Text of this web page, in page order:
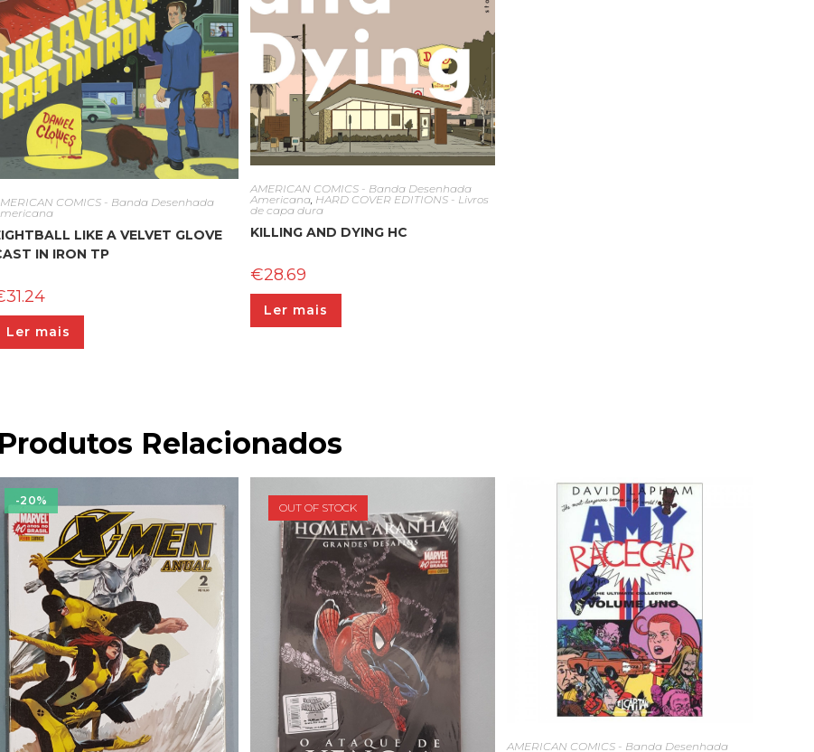
COMICS - Banda Desenhada
LIKE A VELVET GLOVE
IN IRON TP
31.24
Ler mais
AMERICAN COMICS - Banda Desenhada
Americana, HARD COVER EDITIONS - Livros
de capa dura
KILLING AND DYING HC
€28.69
Ler mais
Produtos Relacionados
-20% OUT OF STOCK
AMERICAN COMICS - Banda Desenhada